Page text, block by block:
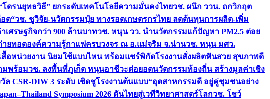
ดรนยุทธวิธี” ยกระดับเทคโนโลยีความมั่นคงไทยวช. ผนึก ววน. ถกวิกฤต
ด“วช. ชูวิจัย-นวัตกรรมปุ๋ย ทางรอดเกษตรกรไทย ลดต้นทุนการผลิต-เพิ่ม
เศรษฐกิจกว่า 900 ล้านบาทวช. หนุน วว. นำนวัตกรรมแก้ปัญหา PM2.5 ต่อย
ยทอดองค์ความรู้กาแฟครบวงจร ณ อ.แม่จริม จ.น่านวช. หนุน มศว.
สื้อหน่วยงาน นิยมใช้แบบไหน พร้อมแชร์พิกัดโรงงานสั่งผลิตฟันสวย สุขภาพดี
มพร้อมวช. ลงพื้นที่ภูเก็ต หนุนอาชีวะต่อยอดนวัตกรรมท้องถิ่น สร้างมูลค่าเชิง
ล CSR-DIW 3 ระดับ เชิดชูโรงงานต้นแบบ“อุตสาหกรรมดี อยู่คู่ชุมชนอย่าง
Symposium 2026 ดันไทยสู่เวทีวิทยาศาสตร์โลกวช. โชว์